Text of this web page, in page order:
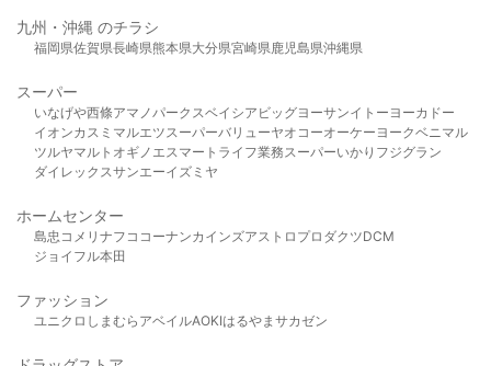
九州・沖縄 のチラシ
福岡県佐賀県長崎県熊本県大分県宮崎県鹿児島県沖縄県
スーパー
いなげや西條アマノパークスベイシア ビッグヨーサンイトーヨーカドー
イオンカスミ マルエツスーパーバリューヤオコーオーケー ヨークベニマル
ツルヤマルト オギノ エスマート ライフ業務スーパーいかり フジグラン
ダイレックスサンエーイズミヤ
ホームセンター
島忠 コメリ ナフコ コーナンカインズアストロプロダクツDCM
ジョイフル本田
ファッション
ユニクロ しまむら アベイルAOKIはるやま サカゼン